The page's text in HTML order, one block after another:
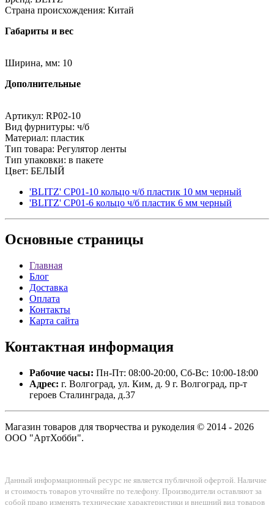
Страна происхождения: Китай
Габариты и вес
Ширина, мм: 10
Дополнительные
Артикул: RP02-10
Вид фурнитуры: ч/б
Материал: пластик
Тип товара: Регулятор ленты
Тип упаковки: в пакете
Цвет: БЕЛЫЙ
'BLITZ' CP01-10 кольцо ч/б пластик 10 мм черный
'BLITZ' CP01-6 кольцо ч/б пластик 6 мм черный
Основные страницы
Главная
Блог
Доставка
Оплата
Контакты
Карта сайта
Контактная информация
Рабочие часы: Пн-Пт: 08:00-20:00, Сб-Вс: 10:00-18:00
Адрес: г. Волгоград, ул. Ким, д. 9 г. Волгоград, пр-т
героев Сталинграда, д.37
Магазин товаров для творчества и рукоделия © 2014 - 2026
ООО "АртХобби".
Данный информационный ресурс не является публичной офертой. Наличие
и стоимость товаров уточняйте по телефону. Производители оставляют за
собой право изменять технические характеристики и внешний вид товаров